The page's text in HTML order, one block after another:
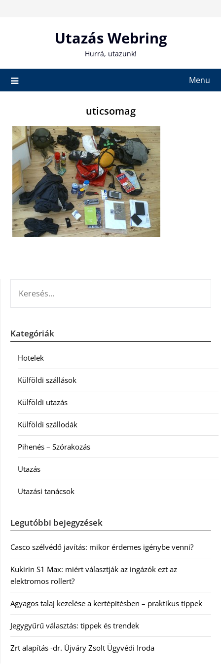
Utazás Webring
Hurrá, utazunk!
Menu
uticsomag
Kategóriák
Hotelek
Külföldi szállások
Külföldi utazás
Külföldi szállodák
Pihenés – Szórakozás
Utazás
Utazási tanácsok
Legutóbbi bejegyzések
Casco szélvédő javítás: mikor érdemes igénybe venni?
Kukirin S1 Max: miért választják az ingázók ezt az
elektromos rollert?
Agyagos talaj kezelése a kertépítésben – praktikus tippek
Jegygyűrű választás: tippek és trendek
Zrt alapítás -dr. Újváry Zsolt Ügyvédi Iroda